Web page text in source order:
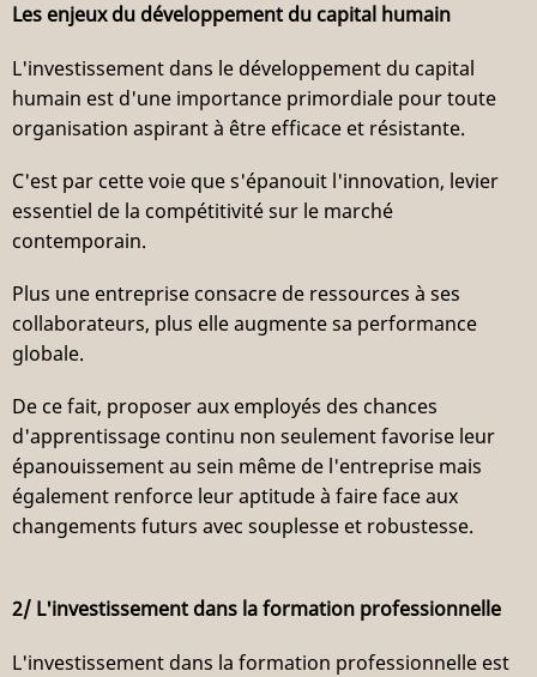
Les enjeux du développement du capital humain
L'investissement dans le développement du capital
humain est d'une importance primordiale pour toute
organisation aspirant à être efficace et résistante.
C'est par cette voie que s'épanouit l'innovation, levier
essentiel de la compétitivité sur le marché
contemporain.
Plus une entreprise consacre de ressources à ses
collaborateurs, plus elle augmente sa performance
globale.
De ce fait, proposer aux employés des chances
d'apprentissage continu non seulement favorise leur
épanouissement au sein même de l'entreprise mais
également renforce leur aptitude à faire face aux
changements futurs avec souplesse et robustesse.
2/ L'investissement dans la formation professionnelle
L'investissement dans la formation professionnelle est